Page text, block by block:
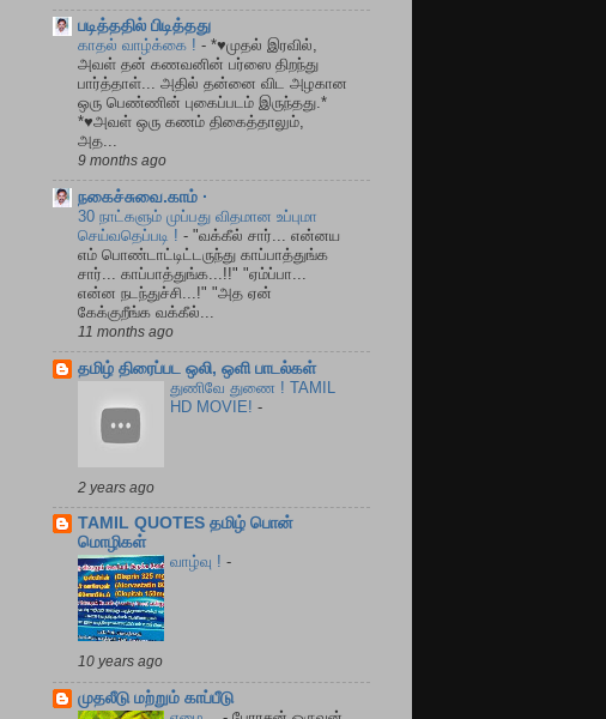
படித்ததில் பிடித்தது
காதல் வாழ்க்கை ! - *♥முதல் இரவில்,
அவள் தன் கணவனின் பர்ஸை திறந்து
பார்த்தாள்... அதில் தன்னை விட அழகான
ஒரு பெண்ணின் புகைப்படம் இருந்தது.*
*♥அவள் ஒரு கணம் திகைத்தாலும்,
அத...
9 months ago
நகைச்சுவை.காம் ·
30 நாட்களும் முப்பது விதமான உப்புமா
செய்வதெப்படி ! - "வக்கீல் சார்... என்னய
எம் பொண்டாட்டிட்டருந்து காப்பாத்துங்க
சார்... காப்பாத்துங்க...!!" "ஏம்ப்பா...
என்ன நடந்துச்சி...!" "அத ஏன்
கேக்குறீங்க வக்கீல்...
11 months ago
தமிழ் திரைப்பட ஒலி, ஒளி பாடல்கள்
துணிவே துணை ! TAMIL
HD MOVIE! -
2 years ago
TAMIL QUOTES தமிழ் பொன்
மொழிகள்
வாழ்வு ! -
10 years ago
முதலீடு மற்றும் காப்பீடு